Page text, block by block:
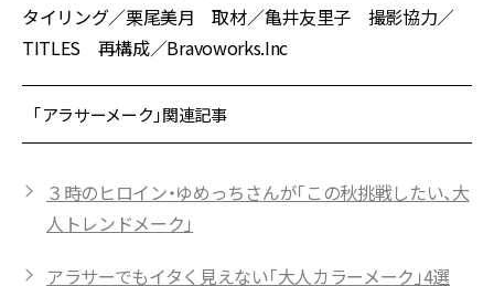
タイリング／栗尾美月 取材／亀井友里子 撮影協力／
TITLES 再構成／Bravoworks.Inc
「アラサーメーク」関連記事
３時のヒロイン・ゆめっちさんが「この秋挑戦したい、大
人トレンドメーク」
アラサーでもイタく見えない「大人カラーメーク」4選